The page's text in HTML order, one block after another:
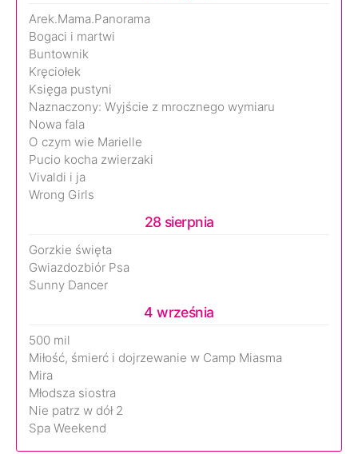
Arek.Mama.Panorama
Bogaci i martwi
Buntownik
Kręciołek
Księga pustyni
Naznaczony: Wyjście z mrocznego wymiaru
Nowa fala
O czym wie Marielle
Pucio kocha zwierzaki
Vivaldi i ja
Wrong Girls
28 sierpnia
Gorzkie święta
Gwiazdozbiór Psa
Sunny Dancer
4 września
500 mil
Miłość, śmierć i dojrzewanie w Camp Miasma
Mira
Młodsza siostra
Nie patrz w dół 2
Spa Weekend